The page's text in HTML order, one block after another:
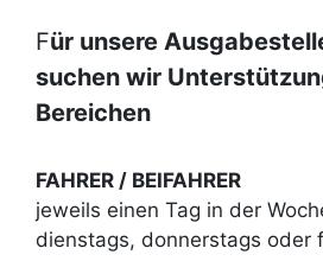
Für unsere
suchen wir
Bereichen
FAHRER / BEIFAHRER
jeweils einen Tag in der
dienstags, donnerstags oder